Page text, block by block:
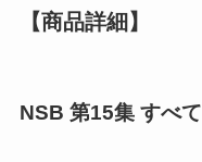
【商品詳細】
NSB 第15集 すべ